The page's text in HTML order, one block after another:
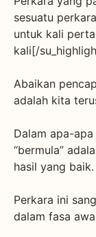
sesuatu
untuk kali
kali[/
Abaikan
adalah kita
Dalam apa-
“bermula”
hasil yang baik.
Perkara ini
dalam fasa